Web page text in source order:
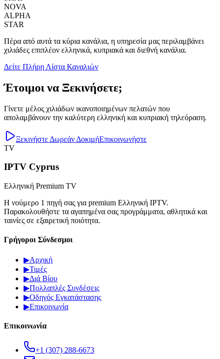
NOVA
ALPHA
STAR
Πέρα από αυτά τα κύρια κανάλια, η υπηρεσία μας περιλαμβάνει
χιλιάδες επιπλέον ελληνικά, κυπριακά και διεθνή κανάλια.
Δείτε Πλήρη Λίστα Καναλιών
Έτοιμοι να Ξεκινήσετε;
Γίνετε μέλος χιλιάδων ικανοποιημένων πελατών που
απολαμβάνουν την καλύτερη ελληνική και κυπριακή τηλεόραση.
Ξεκινήστε Δωρεάν ΔοκιμήΕπικοινωνήστε
TV
IPTV Cyprus
Ελληνική Premium TV
Η νούμερο 1 πηγή σας για premium Ελληνική IPTV.
Παρακολουθήστε τα αγαπημένα σας προγράμματα, αθλητικά και
ταινίες σε εξαιρετική ποιότητα.
Γρήγοροι Σύνδεσμοι
▶Αρχική
▶Τιμές
▶Διά Βίου
▶Πολλαπλές Συνδέσεις
▶Οδηγός Εγκατάστασης
▶Επικοινωνία
Επικοινωνία
+1 (307) 288-6673